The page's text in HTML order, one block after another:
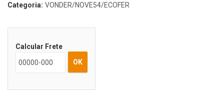
Categoria: VONDER/NOVE54/ECOFER
Calcular Frete
OK